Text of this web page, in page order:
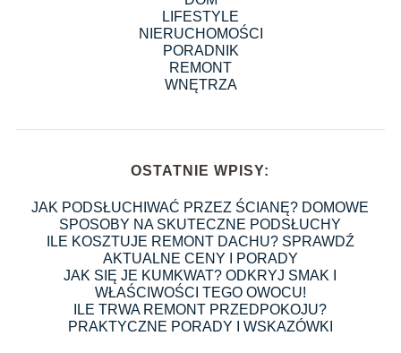
LIFESTYLE
NIERUCHOMOŚCI
PORADNIK
REMONT
WNĘTRZA
OSTATNIE WPISY:
JAK PODSŁUCHIWAĆ PRZEZ ŚCIANĘ? DOMOWE
SPOSOBY NA SKUTECZNE PODSŁUCHY
ILE KOSZTUJE REMONT DACHU? SPRAWDŹ
AKTUALNE CENY I PORADY
JAK SIĘ JE KUMKWAT? ODKRYJ SMAK I
WŁAŚCIWOŚCI TEGO OWOCU!
ILE TRWA REMONT PRZEDPOKOJU?
PRAKTYCZNE PORADY I WSKAZÓWKI